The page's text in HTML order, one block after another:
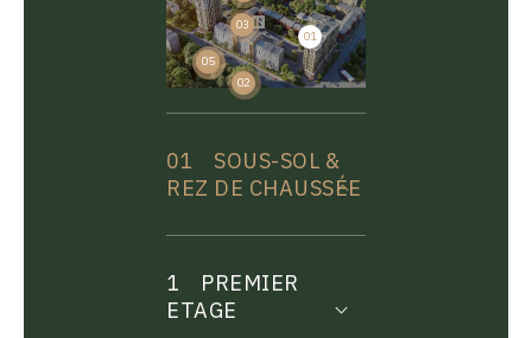
01
02
03
04
05
01
SOUS-SOL &
REZ DE CHAUSSÉE
1
PREMIER
ETAGE